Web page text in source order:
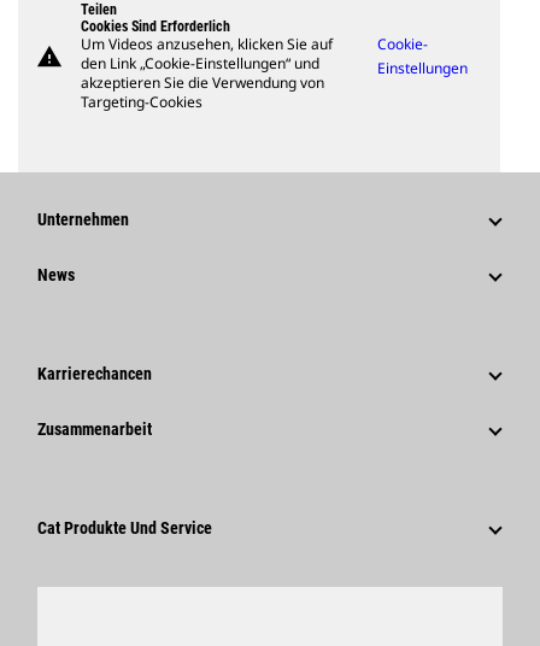
warning
Teilen
Cookies Sind Erforderlich
Um Videos anzusehen, klicken Sie auf
den Link „Cookie-Einstellungen“ und
akzeptieren Sie die Verwendung von
Targeting-Cookies
Cookie-
Einstellungen
Unternehmen
Strategie
Verhaltenskodex
Innovation
News
Unternehmensweite Pressemitteilungen
Karrierechancen
Warum Caterpillar?
Zusammenarbeit
Lieferanten
Cat Produkte Und Service